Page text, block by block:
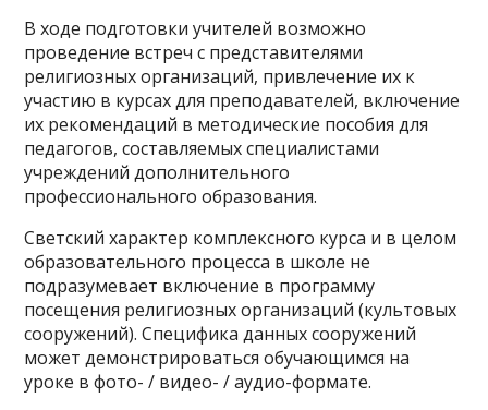
В ходе подготовки учителей возможно
проведение встреч с представителями
религиозных организаций, привлечение их к
участию в курсах для преподавателей, включение
их рекомендаций в методические пособия для
педагогов, составляемых специалистами
учреждений дополнительного
профессионального образования.
Светский характер комплексного курса и в целом
образовательного процесса в школе не
подразумевает включение в программу
посещения религиозных организаций (культовых
сооружений). Специфика данных сооружений
может демонстрироваться обучающимся на
уроке в фото- / видео- / аудио-формате.